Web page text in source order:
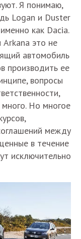
Я понимаю,
Logan и Duster
как Dacia.
это не
автомобиль
производить ее
вопросы
Но многое
между
в течение
исключительно